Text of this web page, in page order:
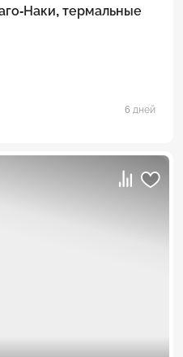
Наки, термальные
6 дней